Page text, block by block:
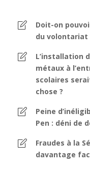
Doit-on
du volontariat
L’installation
métaux à
scolaires
chose ?
Peine
Pen : déni de
Fraudes à la
davantage